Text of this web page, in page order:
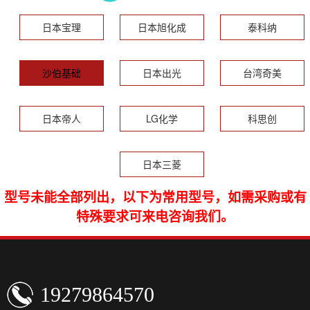
日本宝理 日本旭化成 泰科纳
沙伯基础 日本出光 台湾奇美
日本帝人 LG化学 科思创
日本三菱
型号未能全部列出，以下为常用型号，如需采购或有
特殊要求可来电咨询我们。
19279864570